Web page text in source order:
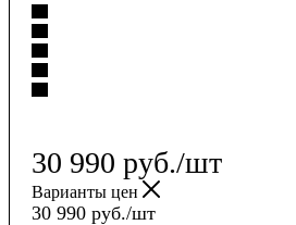
30 990 руб./шт
Варианты цен
30 990 руб./шт